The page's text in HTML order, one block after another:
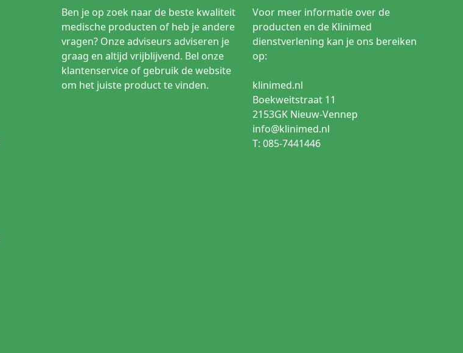
Ben je op zoek naar de beste kwaliteit
medische producten of heb je andere
vragen? Onze adviseurs adviseren je
graag en altijd vrijblijvend. Bel onze
klantenservice of gebruik de website
om het juiste product te vinden.
Voor meer informatie over de
producten en de Klinimed
dienstverlening kan je ons bereiken
op:
klinimed.nl
Boekweitstraat 11
2153GK Nieuw-Vennep
info@klinimed.nl
T: 085-7441446